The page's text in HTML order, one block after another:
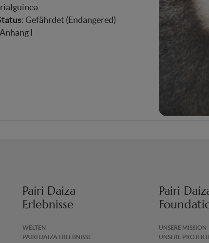
: Gefährdet (Endangered)
I
Pairi Daiza
Erlebnisse
WELTEN
PAIRI DAIZA ERLEBNISSE
Pairi
UNSERE MISSION
UNSERE